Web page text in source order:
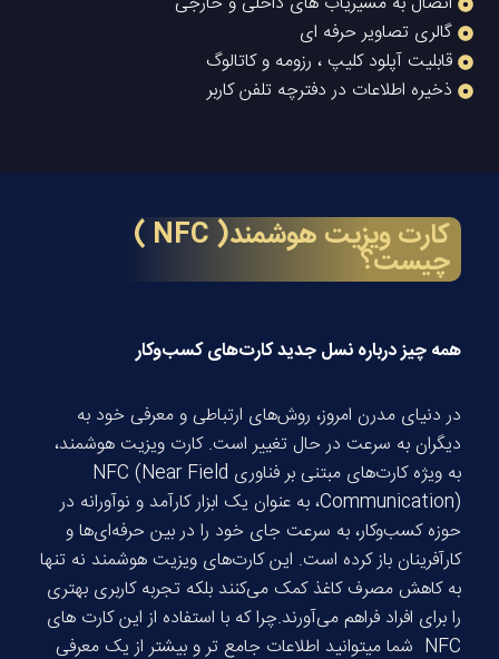
گالری تصاویر حرفه ای
قابلیت آپلود کلیپ ، رزومه و کاتالوگ
ذخیره اطلاعات در دفترچه تلفن کاربر
کارت ویزیت هوشمند( NFC )
چیست؟
همه چیز درباره نسل جدید کارت‌های کسب‌وکار
در دنیای مدرن امروز، روش‌های ارتباطی و معرفی خود به
دیگران به سرعت در حال تغییر است. کارت ویزیت هوشمند،
به ویژه کارت‌های مبتنی بر فناوری NFC (Near Field
Communication)، به عنوان یک ابزار کارآمد و نوآورانه در
حوزه کسب‌وکار، به سرعت جای خود را در بین حرفه‌ای‌ها و
کارآفرینان باز کرده است. این کارت‌های ویزیت هوشمند نه تنها
به کاهش مصرف کاغذ کمک می‌کنند بلکه تجربه کاربری بهتری
را برای افراد فراهم می‌آورند.چرا که با استفاده از این کارت های
NFC شما میتوانید اطلاعات جامع تر و بیشتر از یک معرفی